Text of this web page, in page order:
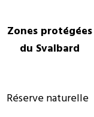
Zones protégées
du Svalbard
Réserve naturelle